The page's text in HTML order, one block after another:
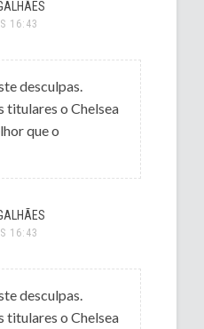
16:43
desculpas.
titulares o Chelsea
que o
16:43
desculpas.
titulares o Chelsea